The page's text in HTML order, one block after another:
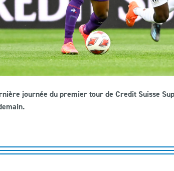
journée du premier tour de Credit Suisse